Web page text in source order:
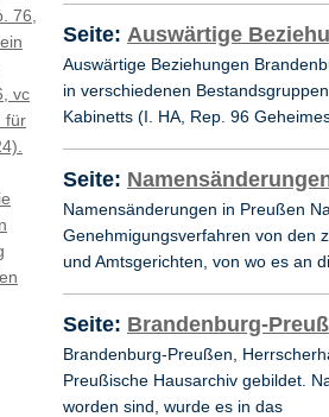
76,
vc
für
Seite: Auswärtige
Auswärtige Beziehungen
in verschiedenen
Kabinetts (I. HA, Rep. 96
Seite:
Namensänderungen in Preußen
Genehmigungsverfahren von den
und Amtsgerichten, von wo es an
Seite: Brandenburg-
Brandenburg-Preußen,
Preußische Hausarchiv gebildet.
worden sind, wurde es in das